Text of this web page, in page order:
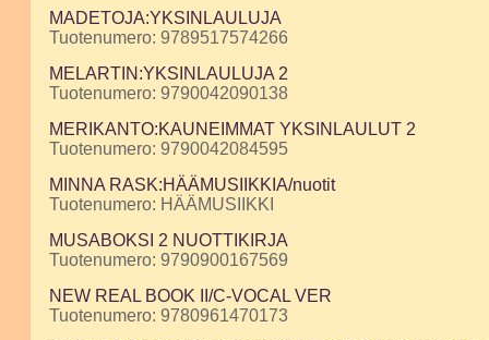
MADETOJA:YKSINLAULUJA
Tuotenumero: 9789517574266
MELARTIN:YKSINLAULUJA 2
Tuotenumero: 9790042090138
MERIKANTO:KAUNEIMMAT YKSINLAULUT 2
Tuotenumero: 9790042084595
MINNA RASK:HÄÄMUSIIKKIA/nuotit
Tuotenumero: HÄÄMUSIIKKI
MUSABOKSI 2 NUOTTIKIRJA
Tuotenumero: 9790900167569
NEW REAL BOOK II/C-VOCAL VER
Tuotenumero: 9780961470173